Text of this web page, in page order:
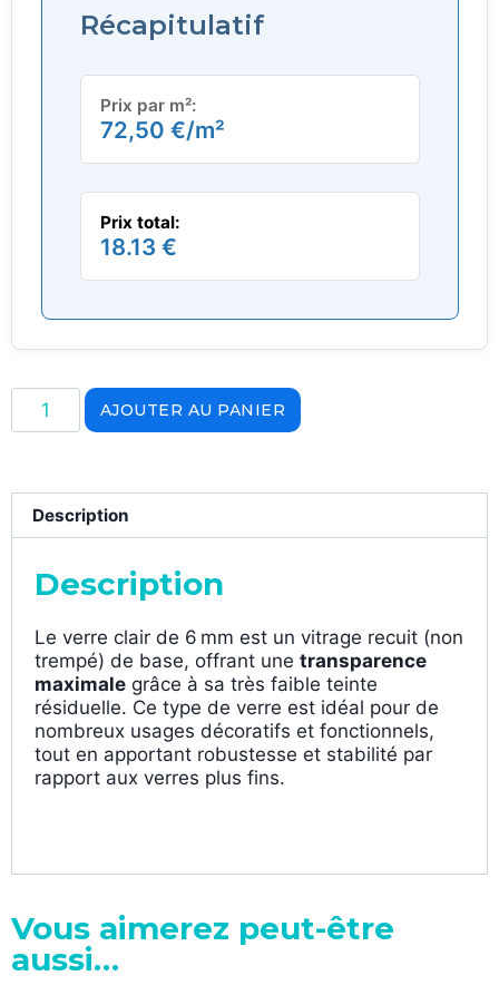
Récapitulatif
Prix par m²:
72,50 €/m²
Prix total:
18.13 €
AJOUTER AU PANIER
Description
Description
Le verre clair de 6 mm est un vitrage recuit (non
trempé) de base, offrant une transparence
maximale grâce à sa très faible teinte
résiduelle. Ce type de verre est idéal pour de
nombreux usages décoratifs et fonctionnels,
tout en apportant robustesse et stabilité par
rapport aux verres plus fins.
Vous aimerez peut-être
aussi…